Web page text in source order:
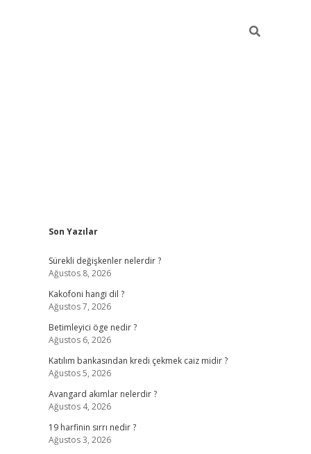
Sidebar
Son Yazılar
Sürekli değişkenler nelerdir ?
Ağustos 8, 2026
Kakofoni hangi dil ?
Ağustos 7, 2026
Betimleyici öge nedir ?
Ağustos 6, 2026
Katılım bankasından kredi çekmek caiz midir ?
Ağustos 5, 2026
Avangard akımlar nelerdir ?
Ağustos 4, 2026
19 harfinin sırrı nedir ?
Ağustos 3, 2026